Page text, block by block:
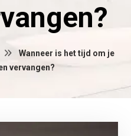
Wanneer is het tijd om je
vervangen?